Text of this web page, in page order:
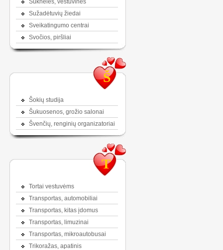
Suknelės, vestuvinės
Sužadėtuvių žiedai
Sveikatingumo centrai
Svočios, piršliai
Š
Šokių studija
Šukuosenos, grožio salonai
Švenčių, renginių organizatoriai
T
Tortai vestuvėms
Transportas, automobiliai
Transportas, kitas įdomus
Transportas, limuzinai
Transportas, mikroautobusai
Trikoražas, apatinis